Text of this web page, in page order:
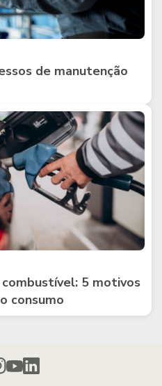
de manutenção
5 motivos
consumo